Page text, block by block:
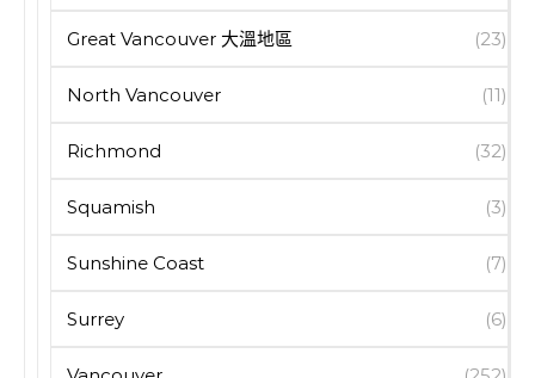
Great Vancouver 大溫地區 (23)
North Vancouver (11)
Richmond (32)
Squamish (3)
Sunshine Coast (7)
Surrey (6)